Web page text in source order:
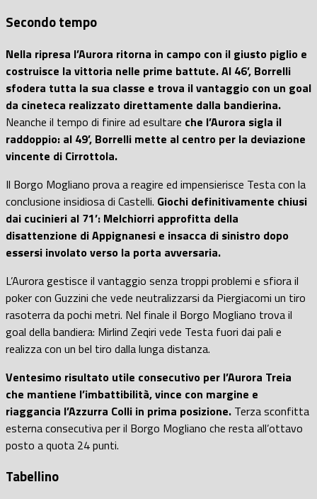
Secondo tempo
Nella ripresa l’Aurora ritorna in campo con il giusto piglio e
costruisce la vittoria nelle prime battute. Al 46’, Borrelli
sfodera tutta la sua classe e trova il vantaggio con un goal
da cineteca realizzato direttamente dalla bandierina.
Neanche il tempo di finire ad esultare che l’Aurora sigla il
raddoppio: al 49’, Borrelli mette al centro per la deviazione
vincente di Cirrottola.
Il Borgo Mogliano prova a reagire ed impensierisce Testa con la
conclusione insidiosa di Castelli. Giochi definitivamente chiusi
dai cucinieri al 71’: Melchiorri approfitta della
disattenzione di Appignanesi e insacca di sinistro dopo
essersi involato verso la porta avversaria.
L’Aurora gestisce il vantaggio senza troppi problemi e sfiora il
poker con Guzzini che vede neutralizzarsi da Piergiacomi un tiro
rasoterra da pochi metri. Nel finale il Borgo Mogliano trova il
goal della bandiera: Mirlind Zeqiri vede Testa fuori dai pali e
realizza con un bel tiro dalla lunga distanza.
Ventesimo risultato utile consecutivo per l’Aurora Treia
che mantiene l’imbattibilità, vince con margine e
riaggancia l’Azzurra Colli in prima posizione. Terza sconfitta
esterna consecutiva per il Borgo Mogliano che resta all’ottavo
posto a quota 24 punti.
Tabellino